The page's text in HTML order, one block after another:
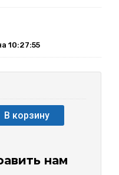
10:27:55
В корзину
нам